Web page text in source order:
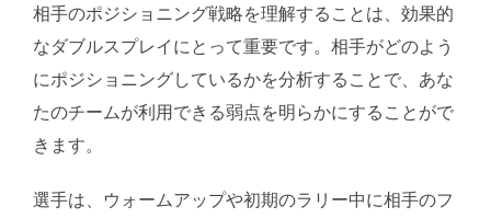
相手のポジショニング戦略を理解することは、効果的
なダブルスプレイにとって重要です。相手がどのよう
にポジショニングしているかを分析することで、あな
たのチームが利用できる弱点を明らかにすることがで
きます。
選手は、ウォームアップや初期のラリー中に相手のフ